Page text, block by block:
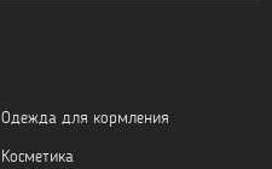
Одежда для кормления
Косметика